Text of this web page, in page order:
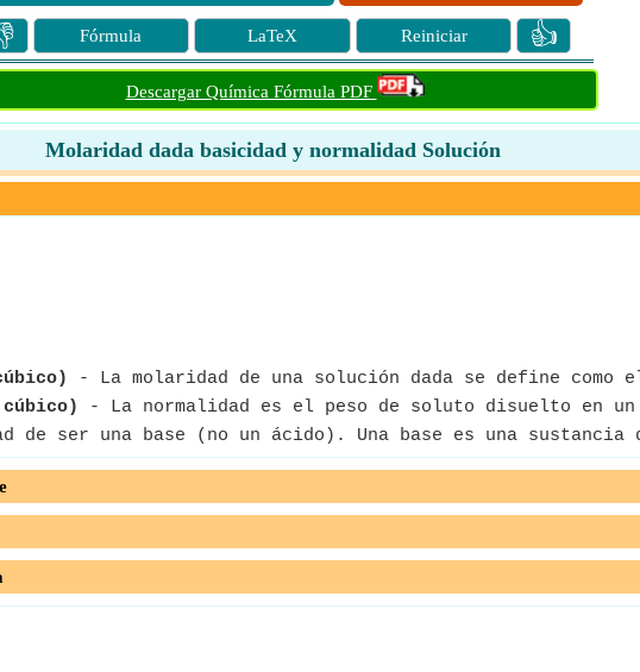
Fórmula LaTeX Reiniciar 👍
Descargar Química Fórmula PDF
Molaridad dada basicidad y normalidad Solución
- La molaridad de una solución dada se define
- La normalidad es el peso de soluto disuelto en
ser una base (no un ácido). Una base es una